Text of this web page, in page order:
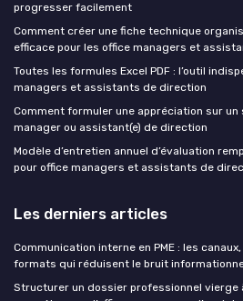
progresser facilement
Comment créer une fiche technique
efficace pour les office managers et
Toutes les formules Excel PDF : l’outil
managers et assistants de direction
Comment formuler une appréciation sur un
manager ou assistant(e) de direction
Modèle d’entretien annuel d’évaluation
pour office managers et assistants de
Les derniers articles
Communication interne en PME : les
formats qui réduisent le bruit
Structurer un dossier professionnel vierge